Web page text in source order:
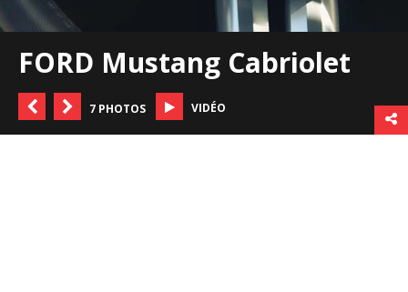
FORD Mustang Cabriolet
7 PHOTOS VIDÉO